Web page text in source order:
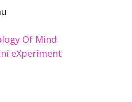
Of Mind
eXperiment